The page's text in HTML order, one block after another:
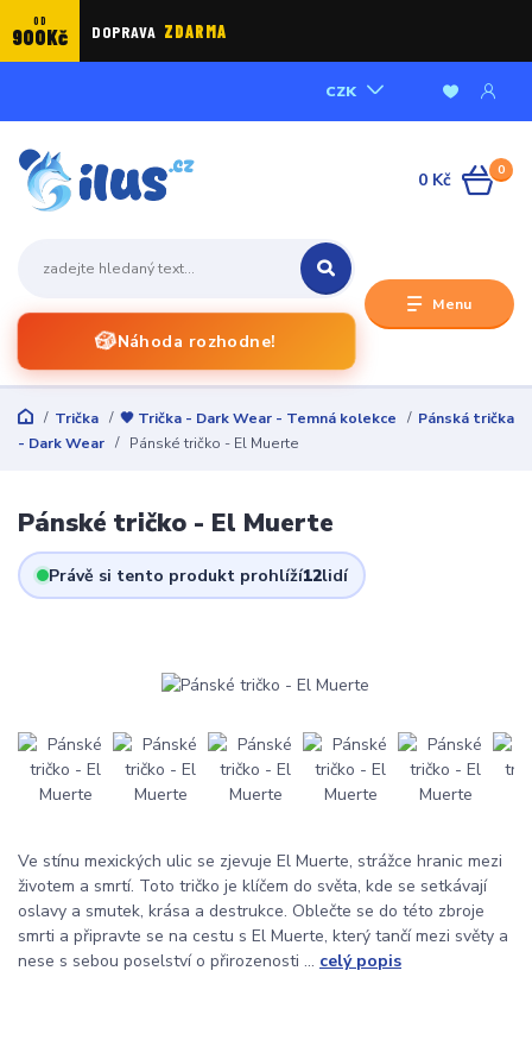
OD
900Kč DOPRAVA ZDARMA
Menu
CZK
🎲Náhoda rozhodne!
0
0 Kč
Trička 🖤 Trička - Dark Wear - Temná kolekce
Pánská trička
- Dark Wear
Pánské tričko - El Muerte
Pánské tričko - El Muerte
Právě si tento produkt prohlíží12lidí
Ve stínu mexických ulic se zjevuje El Muerte, strážce hranic mezi
životem a smrtí. Toto tričko je klíčem do světa, kde se setkávají
oslavy a smutek, krása a destrukce. Oblečte se do této zbroje
smrti a připravte se na cestu s El Muerte, který tančí mezi světy a
nese s sebou poselství o přirozenosti ... celý popis